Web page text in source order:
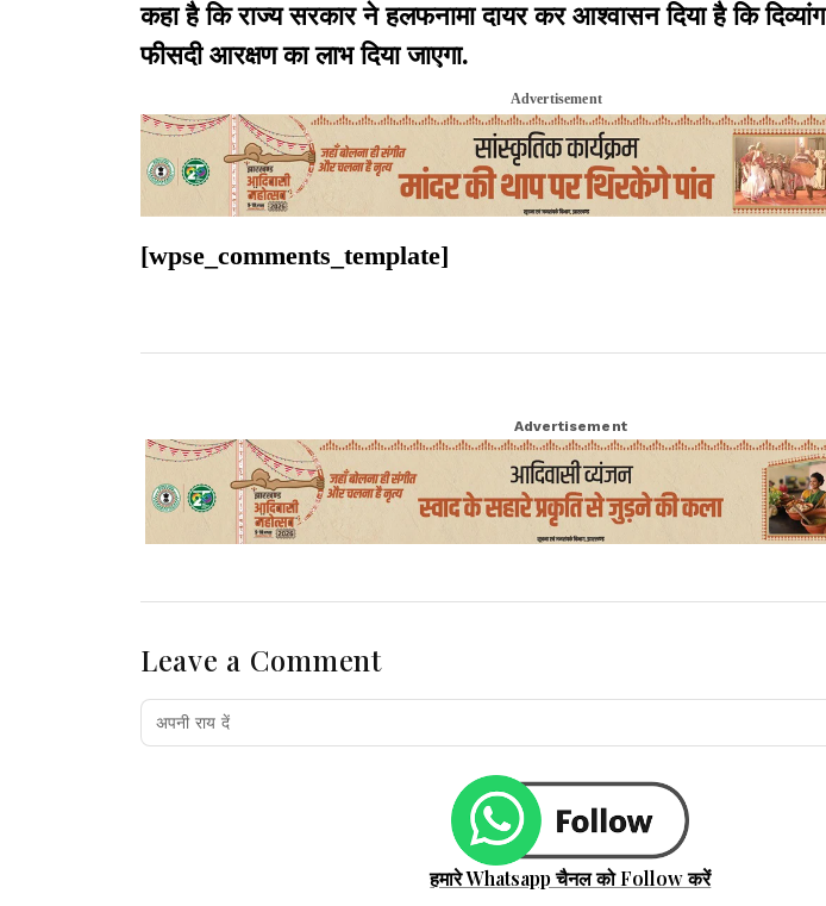
कहा है कि राज्य सरकार ने हलफनामा दायर कर आश्वासन दिया है कि दिव्यांग
फीसदी आरक्षण का लाभ दिया जाएगा.
Advertisement
[wpse_comments_template]
Advertisement
Leave a Comment
हमारे Whatsapp चैनल को Follow करें